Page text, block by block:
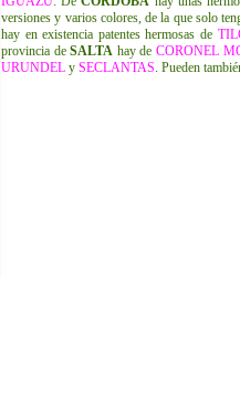
versiones y varios colores, de la que solo
hay en existencia patentes hermosas de
provincia deSALTA hay de CORONEL
URUNDEL y SECLANTAS. Pueden